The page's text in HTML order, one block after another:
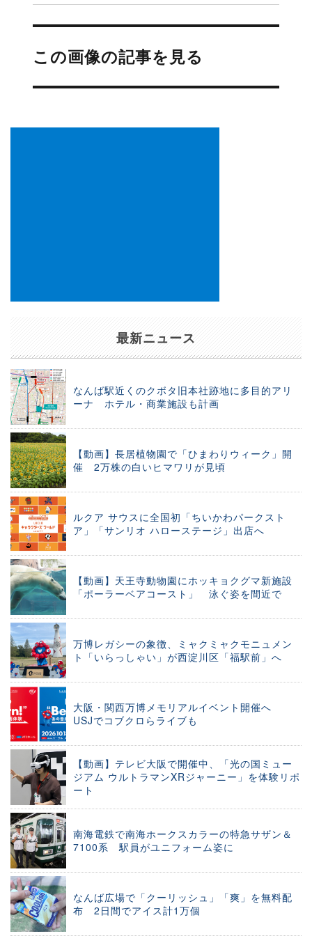
投
ナ
ビ
ー
この画像の記事を見る
最新ニュース
なんば駅近くのクボタ旧本社跡地に多目的アリ
ーナ ホテル・商業施設も計画
【動画】長居植物園で「ひまわりウィーク」開
催 2万株の白いヒマワリが見頃
ルクア サウスに全国初「ちいかわパークスト
ア」「サンリオ ハローステージ」出店へ
【動画】天王寺動物園にホッキョクグマ新施設
「ポーラーベアコースト」 泳ぐ姿を間近で
万博レガシーの象徴、ミャクミャクモニュメン
ト「いらっしゃい」が西淀川区「福駅前」へ
大阪・関西万博メモリアルイベント開催へ
USJでコブクロらライブも
【動画】テレビ大阪で開催中、「光の国ミュー
ジアム ウルトラマンXRジャーニー」を体験リポ
ート
南海電鉄で南海ホークスカラーの特急サザン＆
7100系 駅員がユニフォーム姿に
なんば広場で「クーリッシュ」「爽」を無料配
布 2日間でアイス計1万個